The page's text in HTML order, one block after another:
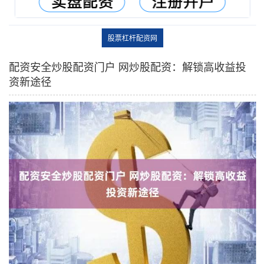
股票杠杆配资网
配资安全炒股配资门户 网炒股配资：解锁高收益投
资新途径